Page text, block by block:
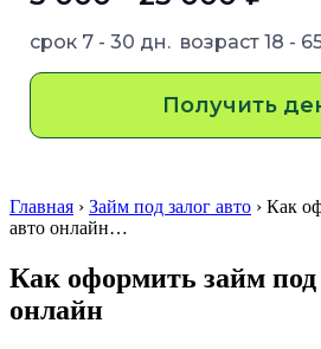
срок 7 - 30 дн. возраст 18 -
Получить
Главная › Займ под залог авто › Как
авто онлайн…
Как оформить займ под
онлайн